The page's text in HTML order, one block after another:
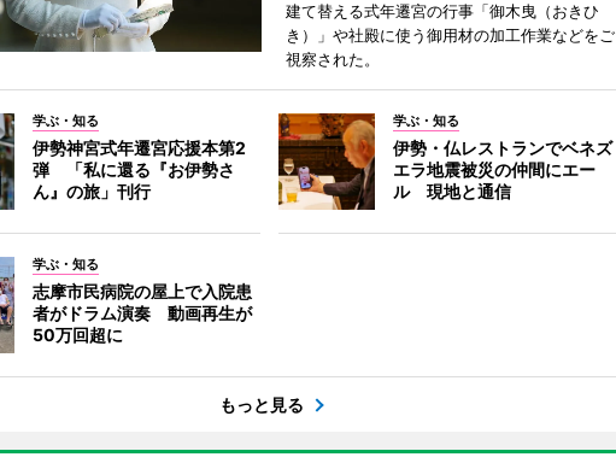
建て替える式年遷宮の行事「御木曳（おきひ
き）」や社殿に使う御用材の加工作業などをご
視察された。
学ぶ・知る
伊勢神宮式年遷宮応援本第2
弾 「私に還る『お伊勢さ
ん』の旅」刊行
学ぶ・知る
伊勢・仏レストランでベネズ
エラ地震被災の仲間にエー
ル 現地と通信
学ぶ・知る
志摩市民病院の屋上で入院患
者がドラム演奏 動画再生が
50万回超に
もっと見る